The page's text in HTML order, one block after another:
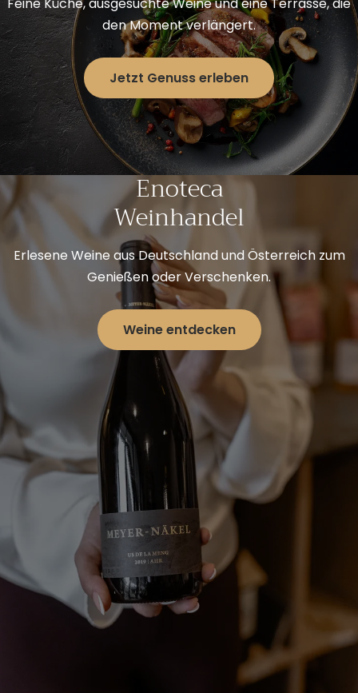
Feine Küche, ausgesuchte Weine und eine Terrasse, die
den Moment verlängert.
Jetzt Genuss erleben
Enoteca
Weinhandel
Erlesene Weine aus Deutschland und Österreich zum
Genießen oder Verschenken.
Weine entdecken